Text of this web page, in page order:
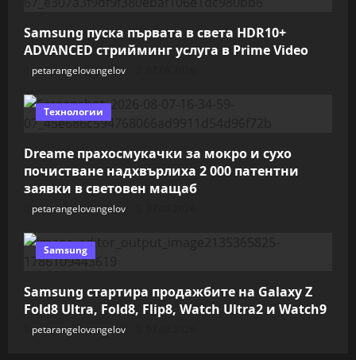
Samsung пуска първата в света HDR10+
ADVANCED стрийминг услуга в Prime Video
petarangelovangelov
Технологии
Dreame прахосмукачки за мокро и сухо
почистване надхвърлиха 2 000 патентни
заявки в световен мащаб
petarangelovangelov
Samsung
Samsung стартира продажбите на Galaxy Z
Fold8 Ultra, Fold8, Flip8, Watch Ultra2 и Watch9
petarangelovangelov